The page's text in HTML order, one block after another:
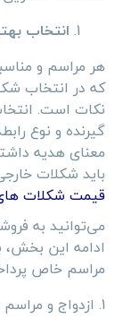
انتخاب
هر مراسم و
که در انتخاب
نکات است.
گیرنده و نوع
معنای هدیه
باید شکلات
قیمت شکلات
می‌توانید به
ادامه این بخش،
مراسم خاص
1. ازدواج و مراسم عروسی: